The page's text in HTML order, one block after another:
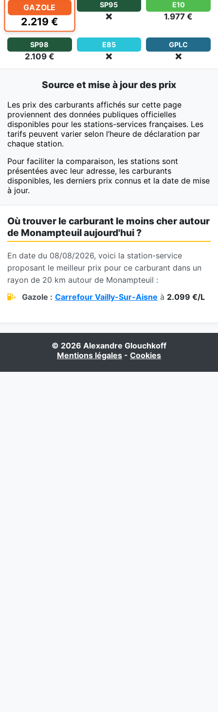
GAZOLE
2.219 €
SP95
❌
E10
1.977 €
SP98
2.109 €
E85
❌
GPLC
❌
Source et mise à jour des prix
Les prix des carburants affichés sur cette page
proviennent des données publiques officielles
disponibles pour les stations-services françaises. Les
tarifs peuvent varier selon l’heure de déclaration par
chaque station.
Pour faciliter la comparaison, les stations sont
présentées avec leur adresse, les carburants
disponibles, les derniers prix connus et la date de mise
à jour.
Où trouver le carburant le moins cher autour
de Monampteuil aujourd'hui ?
En date du 08/08/2026, voici la station-service
proposant le meilleur prix pour ce carburant dans un
rayon de 20 km autour de Monampteuil :
Gazole : Carrefour Vailly-Sur-Aisne à 2.099 €/L
© 2026 Alexandre Glouchkoff
Mentions légales - Cookies